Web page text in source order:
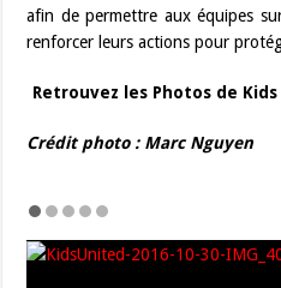
afin de permettre aux équipes
renforcer leurs actions pour
Retrouvez les Photos de
Crédit photo : Marc Nguyen